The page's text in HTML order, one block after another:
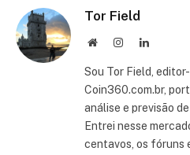
Tor Field
Site InstagramLinkedIn
Sou Tor Field,
Coin360.com.br,
análise e previsão
Entrei nesse
centavos, os fóruns